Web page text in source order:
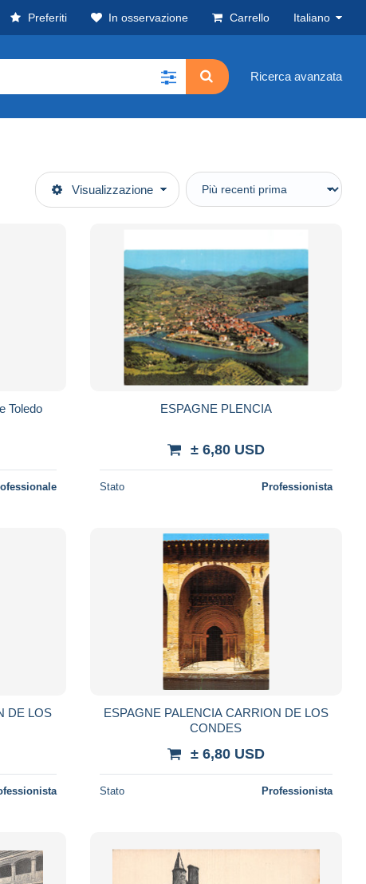
Preferiti In osservazione Carrello Italiano
Ricerca avanzata
Visualizzazione
Toledo
ESPAGNE PLENCIA
± 6,80 USD
Stato Professionista
DE LOS
ESPAGNE PALENCIA CARRION DE LOS
CONDES
± 6,80 USD
Stato Professionista